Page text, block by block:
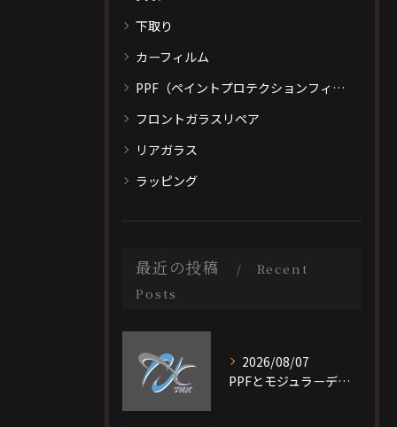
下取り
カーフィルム
PPF（ペイントプロテクションフィルム）
フロントガラスリペア
リアガラス
ラッピング
最近の投稿
Recent
Posts
2026/08/07
PPFとモジュラーデザイン施工を大阪府大阪市旭区で選ぶ際の比較ポイントと最適なプラン選び完全ガイド